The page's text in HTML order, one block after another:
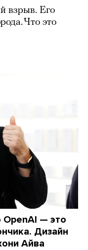
взрыв. Его
Что это
OpenAI — это
Дизайн
Айва